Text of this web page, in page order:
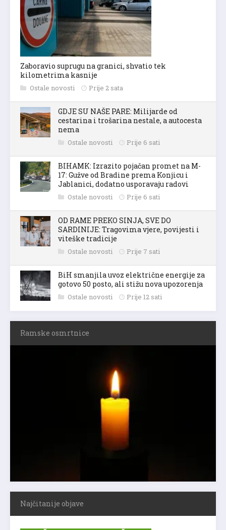
Zaboravio suprugu na granici, shvatio tek
kilometrima kasnije
Ostale novosti Prije 2 sata
GDJE SU NAŠE PARE: Milijarde od
cestarina i trošarina nestale, a autocesta
nema
Ostale novosti Prije 6 sati
BIHAMK: Izrazito pojačan promet na M-
17: Gužve od Bradine prema Konjicu i
Jablanici, dodatno usporavaju radovi
Ostale novosti Prije 6 sati
OD RAME PREKO SINJA, SVE DO
SARDINIJE: Tragovima vjere, povijesti i
viteške tradicije
Ostale novosti Prije 7 sati
BiH smanjila uvoz električne energije za
gotovo 50 posto, ali stižu nova upozorenja
Ostale novosti Prije 12 sati
Ramske osmrtnice
Najčitanije objave